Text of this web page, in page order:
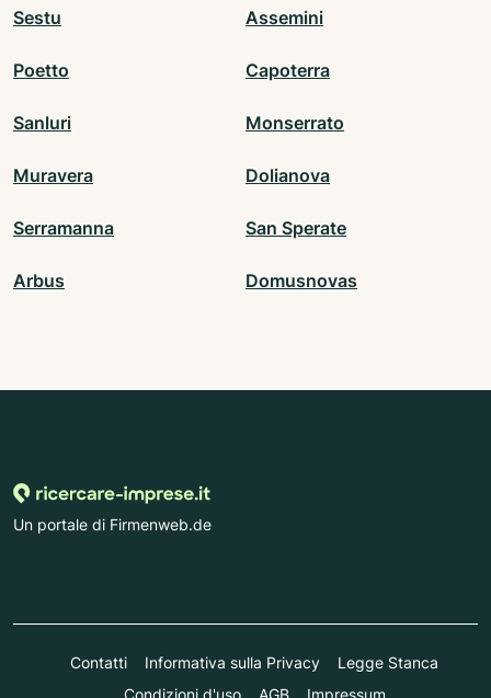
Sestu Assemini
Poetto Capoterra
Sanluri Monserrato
Muravera Dolianova
Serramanna San Sperate
Arbus Domusnovas
Un portale di Firmenweb.de
Contatti Informativa sulla Privacy
Legge Stanca